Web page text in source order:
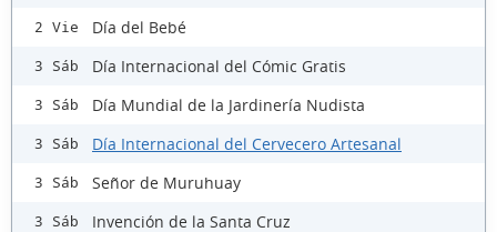
2 Vie Día del Bebé
3 Sáb Día Internacional del Cómic Gratis
3 Sáb Día Mundial de la Jardinería Nudista
3 Sáb Día Internacional del Cervecero Artesanal
3 Sáb Señor de Muruhuay
3 Sáb Invención de la Santa Cruz